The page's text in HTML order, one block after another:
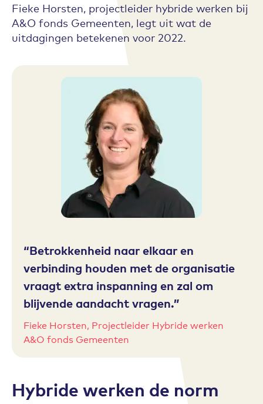
Fieke Horsten, projectleider hybride werken bij
A&O fonds Gemeenten, legt uit wat de
uitdagingen betekenen voor 2022.
Betrokkenheid naar elkaar en
verbinding houden met de organisatie
vraagt extra inspanning en zal om
blijvende aandacht vragen.
Fieke Horsten, Projectleider Hybride werken
A&O fonds Gemeenten
Hybride werken de norm